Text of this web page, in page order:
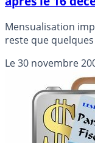
Mensualisation
reste que
Le30 novembre